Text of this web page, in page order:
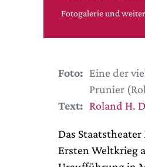
Fotogalerie und
Foto: Eine der
Prunier
Text: Roland H.
Das
Ersten Weltkrieg